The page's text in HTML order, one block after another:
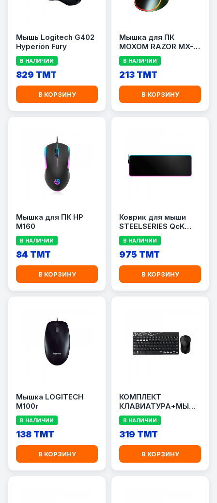
Мышь Logitech G402
Hyperion Fury
В НАЛИЧИИ
829 TMT
В КОРЗИНУ
Мышка для ПК
MOXOM RAZOR MX-
MS10
В НАЛИЧИИ
213 TMT
В КОРЗИНУ
Мышка для ПК HP
M160
В НАЛИЧИИ
84 TMT
В КОРЗИНУ
Коврик для мыши
STEELSERIES QcK
PRISM XL
В НАЛИЧИИ
975 TMT
В КОРЗИНУ
Мышка LOGITECH
M100r
В НАЛИЧИИ
138 TMT
В КОРЗИНУ
КОМПЛЕКТ
КЛАВИАТУРА+МЫШЬ
RAPOO 8000M
В НАЛИЧИИ
319 TMT
В КОРЗИНУ